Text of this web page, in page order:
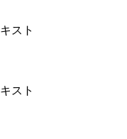
スト
スト